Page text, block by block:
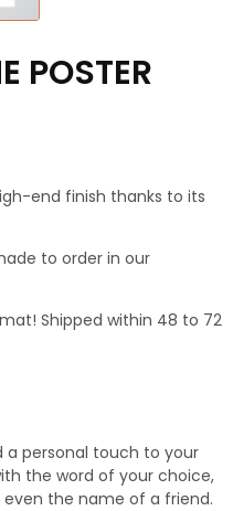
POSTER
end finish thanks to its
to order in our
Shipped within 48 to 72
personal touch to your
the word of your choice,
even the name of a friend.